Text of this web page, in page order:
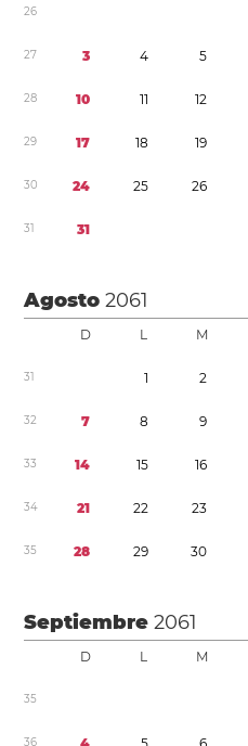
26
27 3 4 5
28 10 11 12
29 17 18 19
30 24 25 26
31 31
Agosto2061
D L M
31 1 2
32 7 8 9
33 14 15 16
34 21 22 23
35 28 29 30
Septiembre2061
D L M
35
36